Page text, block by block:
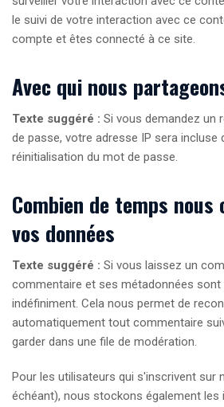
le suivi de votre interaction avec ce
compte et êtes connecté à ce site.
Avec qui nous
Texte suggéré : Si vous demandez un
de passe, votre adresse IP sera incluse
réinitialisation du mot de passe.
Combien de temps nous
vos données
Texte suggéré : Si vous laissez un
commentaire et ses métadonnées sont
indéfiniment. Cela nous permet de
automatiquement tout commentaire
garder dans une file de modération.
Pour les utilisateurs qui s'inscrivent sur
échéant), nous stockons également